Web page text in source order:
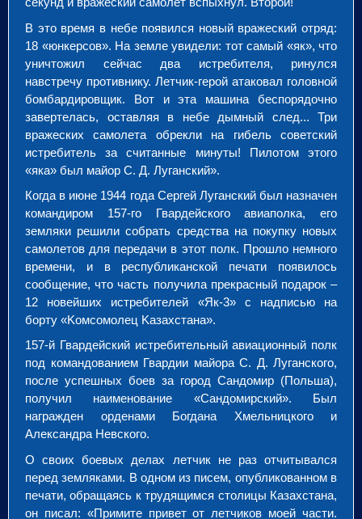
В это время в небе появился новый вражеский отряд:
18 «юнкерсов». На земле увидели: тот самый «як», что
уничтожил сейчас два истребителя, ринулся
навстречу противнику. Летчик-герой атаковал головной
бомбардировщик. Вот и эта машина беспорядочно
завертелась, оставляя в небе дымный след... Три
вражеских самолета обрекли на гибель советский
истребитель за считанные минуты! Пилотом этого
«яка» был майор С. Д. Луганский».
Когда в июне 1944 года Сергей Луганский был назначен
командиром 157-го Гвардейского авиаполка, его
земляки решили собрать средства на покупку новых
самолетов для передачи в этот полк. Прошло немного
времени, и в республиканской печати появилось
сообщение, что часть получила прекрасный подарок –
12 новейших истребителей «Як-3» с надписью на
борту «Koмсомолец Kaзахстана».
157-й Гвардейский истребительный авиационный полк
под командованием Гвардии майора С. Д. Луганского,
после успешных боев за город Сандомир (Польша),
получил наименование «Сандомирский». Был
награжден орденами Богдана Хмельницкого и
Александра Невского.
О своих боевых делах летчик не раз отчитывался
перед земляками. В одном из писем, опубликованном в
печати, обращаясь к трудящимся столицы Казахстана,
он писал: «Примите привет от летчиков моей части.